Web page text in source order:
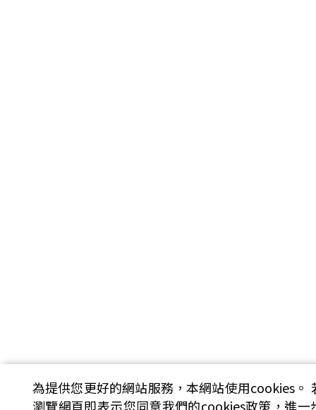
為提供您更好的網站服務，本網站使用cookies。
瀏覽網頁即表示您同意我們的cookies政策，進一